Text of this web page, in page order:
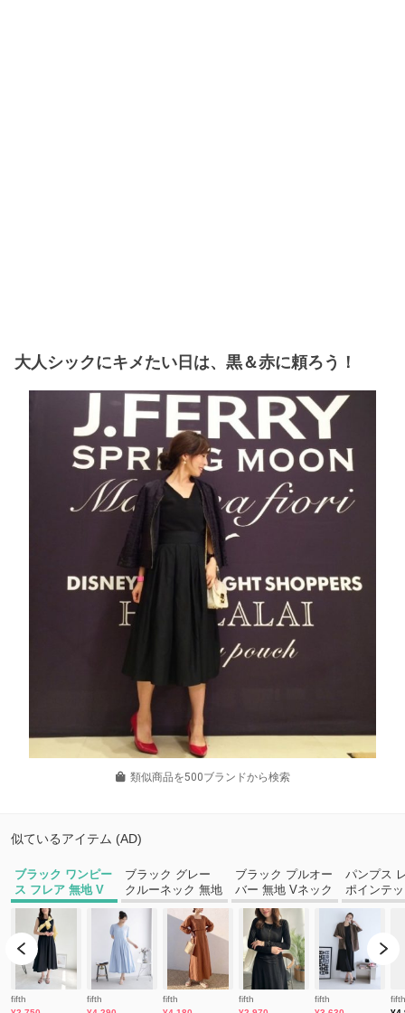
大人シックにキメたい日は、黒＆赤に頼ろう！
類似商品を500ブランドから検索